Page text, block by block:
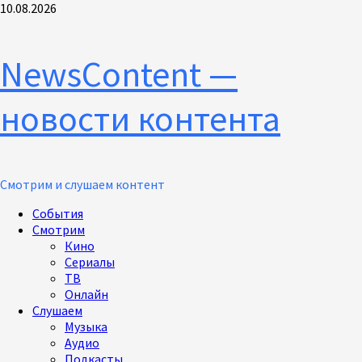
Перейти
10.08.2026
NewsContent —
новости контента
Смотрим и слушаем контент
Основное
меню
События
Смотрим
Кино
Сериалы
ТВ
Онлайн
Слушаем
Музыка
Аудио
Подкасты